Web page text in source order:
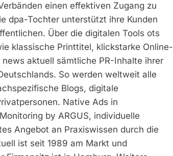
einen effektiven Zugang zu
dpa-Tochter unterstützt ihre Kunden
Über die digitalen Tools ots
klassische Printtitel, klickstarke Online-
aktuell sämtliche PR-Inhalte ihrer
So werden weltweit alle
Blogs, digitale
Native Ads in
by ARGUS, individuelle
Angebot an Praxiswissen durch die
ist seit 1989 am Markt und